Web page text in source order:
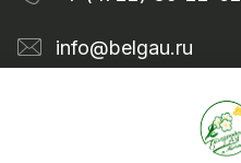
info@belgau.ru